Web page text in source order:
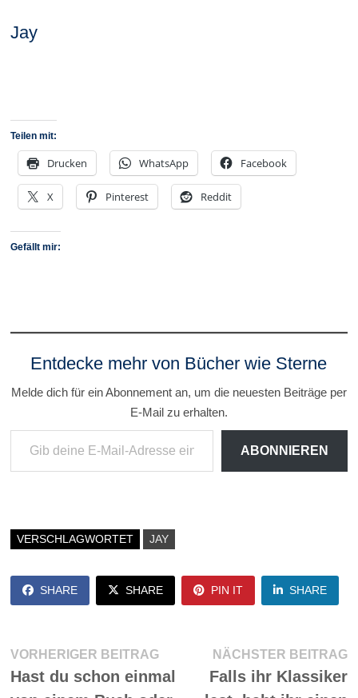
Jay
Teilen mit:
Drucken WhatsApp Facebook
X Pinterest Reddit
Gefällt mir:
Entdecke mehr von Bücher wie Sterne
Melde dich für ein Abonnement an, um die neuesten Beiträge per
E-Mail zu erhalten.
Gib deine E-Mail-Adresse ein ...
ABONNIEREN
VERSCHLAGWORTET JAY
SHARE SHARE PIN IT SHARE
Beitragsnavigation
VORHERIGER BEITRAGVorheriger
Beitrag:
Hast du schon einmal
NÄCHSTER BEITRAG
Falls ihr Klassiker